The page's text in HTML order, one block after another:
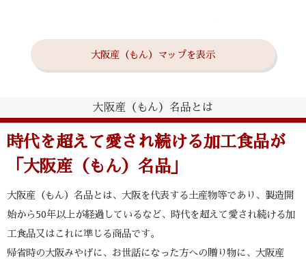
大阪産（もん）マップを表示
大阪産（もん）名品とは
時代を超えて愛され続ける加工食品が
「大阪産（もん）名品」
大阪産（もん）名品とは、大阪を代表する土産物等であり、製造開
始から50年以上が経過しているなど、時代を超えて愛され続ける加
工食品又はこれに準じる商品です。
帰省時の大阪みやげに、お世話になった方への贈り物に、大阪産